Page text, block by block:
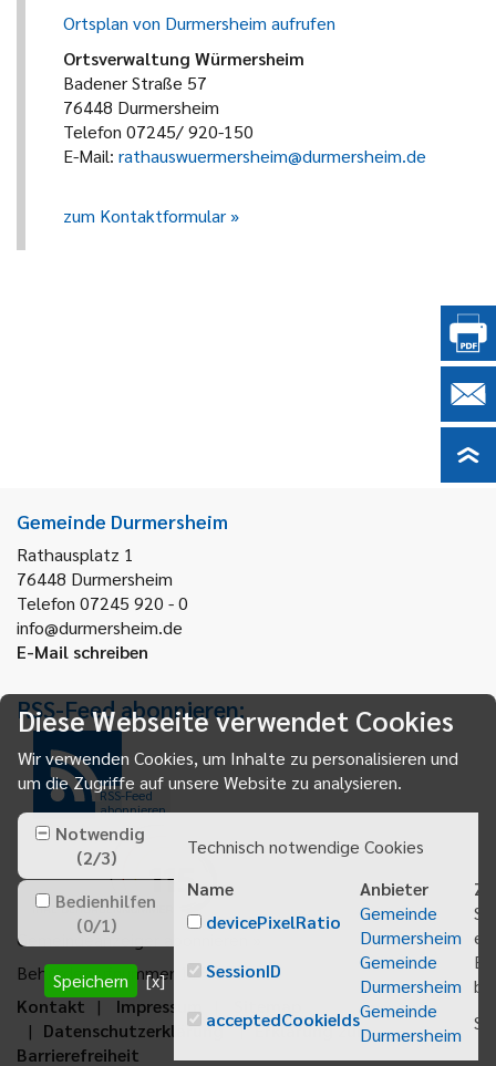
Ortsplan von Durmersheim aufrufen
Ortsverwaltung Würmersheim
Badener Straße 57
76448 Durmersheim
Telefon 07245/ 920-150
E-Mail: rathauswuermersheim@durmersheim.de
zum Kontaktformular
Gemeinde Durmersheim
Rathausplatz 1
76448 Durmersheim
Telefon 07245 920 - 0
info@durmersheim.de
E-Mail schreiben
RSS-Feed abonnieren:
RSS-Feed
abonnieren
Gemeindeanzeiger abonnieren
Behördenrufnummer 115
Kontakt
Impressum
Datenschutzerklärung
Erklärung zur
Barrierefreiheit
Diese Webseite verwendet Cookies
Wir verwenden Cookies, um Inhalte zu personalisieren und
um die Zugriffe auf unsere Website zu analysieren.
Notwendig
(2/3)
Bedienhilfen
(0/1)
Speichern [x]
Technisch notwendige Cookies
Name
Anbieter
devicePixelRatio
Gemeinde
Durmersheim
SessionID
Gemeinde
Durmersheim
acceptedCookieIdsGemeinde
Durmersheim